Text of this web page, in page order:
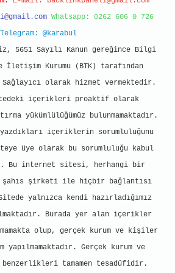
Whatsapp: 0262 606 0 726
Telegram: @karabul
5651 Sayılı Kanun gereğince Bilgi
Kurumu (BTK) tarafından
olarak hizmet vermektedir.
içerikleri proaktif olarak
yükümlülüğümüz bulunmamaktadır.
içeriklerin sorumluluğunu
üye olarak bu sorumluluğu kabul
Bu internet sitesi, herhangi bir
şahıs şirketi ile hiçbir bağlantısı
yalnızca kendi hazırladığımız
Burada yer alan içerikler
olup, gerçek kurum ve kişiler
yapılmamaktadır. Gerçek kurum ve
tamamen tesadüfidir.